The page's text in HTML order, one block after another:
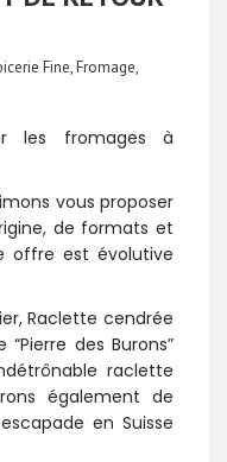
Fine,Fromage,
les fromages à
vous proposer
de formats et
offre est évolutive
Raclette cendrée
“Pierre des Burons”
raclette
également de
en Suisse